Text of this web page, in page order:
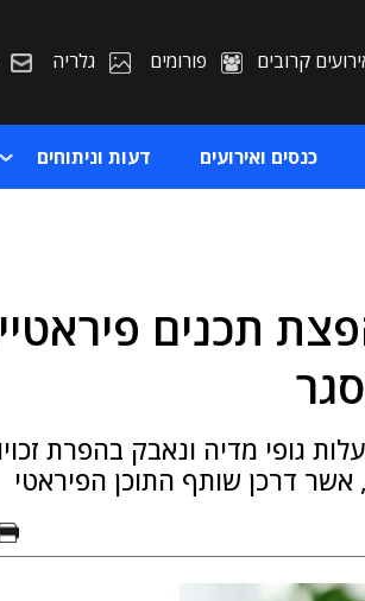
קרובים פורומים גלריה
כנסים ואירועים דעות וניתוחים
תכנים
גופי מדיה ונאבק בהפרת
דרכן שותף התוכן הפיראטי